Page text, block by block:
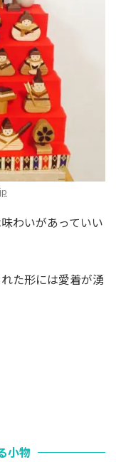
わいがあっていい
た形には愛着が湧
小物